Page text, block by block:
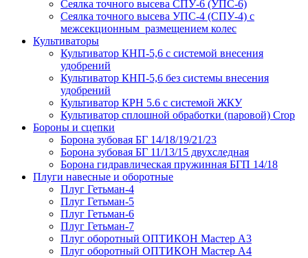
Сеялка точного высева СПУ-6 (УПС-6)
Сеялка точного высева УПС-4 (СПУ-4) с
межсекционным размещением колес
Культиваторы
Культиватор КНП-5,6 с системой внесения
удобрений
Культиватор КНП-5,6 без системы внесения
удобрений
Культиватор КРН 5.6 с системой ЖКУ
Культиватор сплошной обработки (паровой) Crop
Бороны и сцепки
Борона зубовая БГ 14/18/19/21/23
Борона зубовая БГ 11/13/15 двухследная
Борона гидравлическая пружинная БГП 14/18
Плуги навесные и оборотные
Плуг Гетьман-4
Плуг Гетьман-5
Плуг Гетьман-6
Плуг Гетьман-7
Плуг оборотный ОПТИКОН Мастер А3
Плуг оборотный ОПТИКОН Мастер А4